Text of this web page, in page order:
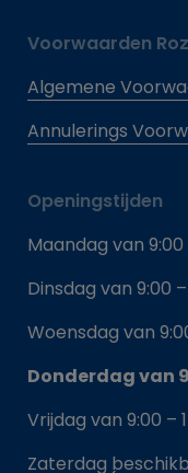
Voorwaarden
Algemene
Annulerings
Openingstijden
Maandag van 9:00
Dinsdag van 9:00
Woensdag van
Donderdag van
Vrijdag van 9:00 –
Zaterdag